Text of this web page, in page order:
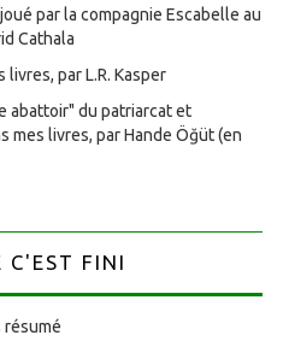
par la compagnie Escabelle au
Cathala
livres, par L.R. Kasper
abattoir" du patriarcat et
mes livres, par Hande Öğüt (en
C'EST FINI
résumé